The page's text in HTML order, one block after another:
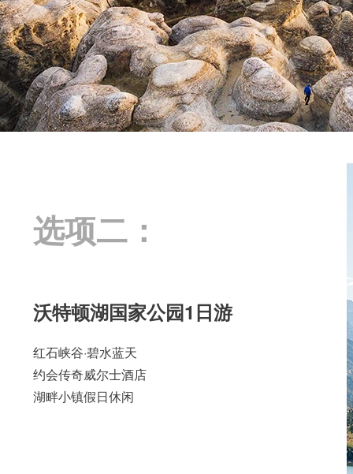
选项二：
沃特顿湖国家公园1日游
红石峡谷·碧水蓝天
约会传奇威尔士酒店
湖畔小镇假日休闲